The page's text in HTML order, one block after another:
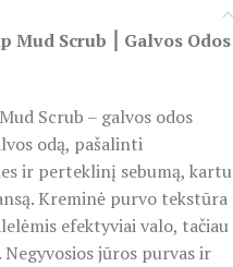
Mud Scrub ⎮ Galvos Odos
Scrub – galvos odos
odą, pašalinti
ir perteklinį sebumą, kartu
Kreminė purvo tekstūra
efektyviai valo, tačiau
jūros purvas ir